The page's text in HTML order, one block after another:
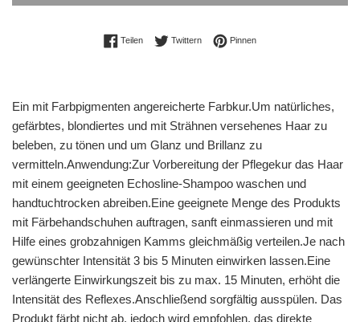
TeilenAuf Facebook teilen
TwitternAuf Twitter twittern
PinnenAuf Pinterest pinnen
Ein mit Farbpigmenten angereicherte Farbkur.Um natürliches,
gefärbtes, blondiertes und mit Strähnen versehenes Haar zu
beleben, zu tönen und um Glanz und Brillanz zu
vermitteln.Anwendung:Zur Vorbereitung der Pflegekur das Haar
mit einem geeigneten Echosline-Shampoo waschen und
handtuchtrocken abreiben.Eine geeignete Menge des Produkts
mit Färbehandschuhen auftragen, sanft einmassieren und mit
Hilfe eines grobzahnigen Kamms gleichmäßig verteilen.Je nach
gewünschter Intensität 3 bis 5 Minuten einwirken lassen.Eine
verlängerte Einwirkungszeit bis zu max. 15 Minuten, erhöht die
Intensität des Reflexes.Anschließend sorgfältig ausspülen. Das
Produkt färbt nicht ab, jedoch wird empfohlen, das direkte